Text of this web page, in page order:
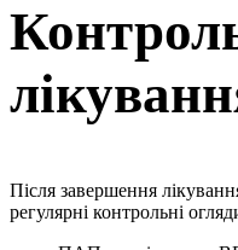
Після завершення
регулярні контрольні